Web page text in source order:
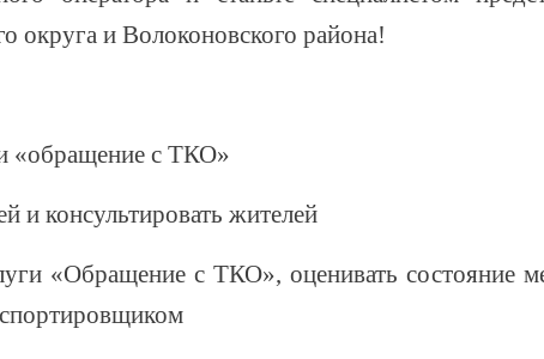
округа и Волоконовского района!
«обращение с ТКО»
консультировать жителей
«Обращение с ТКО», оценивать состояние